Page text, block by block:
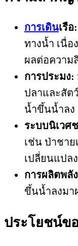
การเดินเรือ:
ทางน้ำ เนื่อ
ผลต่อความ
การประมง:
ปลาและสัต
น้ำขึ้นน้ำลง
ระบบนิเวศ
เช่น ป่าชาย
เปลี่ยนแปล
การผลิตพลัง
ขึ้นน้ำลงมา
ประโยชน์ข